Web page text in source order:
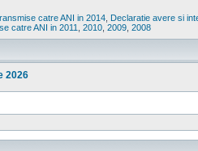
catre ANI in 2014 Declaratie avere si
catre ANI in 2011 2010 2009 2008
2026